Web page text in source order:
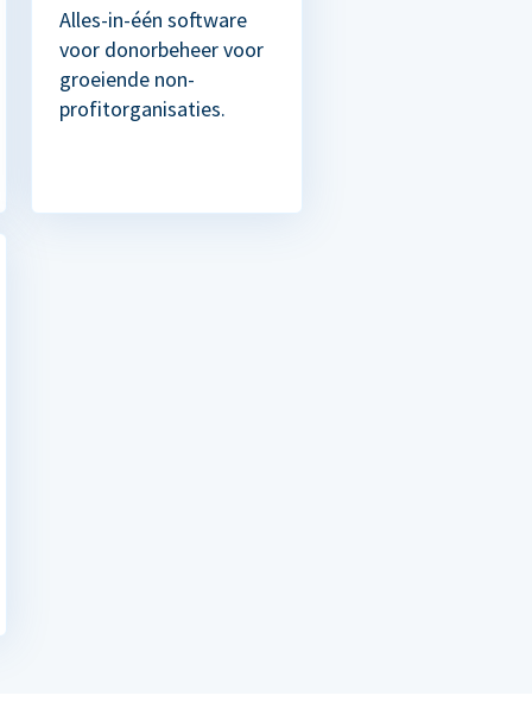
Alles-in-één software
voor donorbeheer voor
groeiende non-
profitorganisaties.